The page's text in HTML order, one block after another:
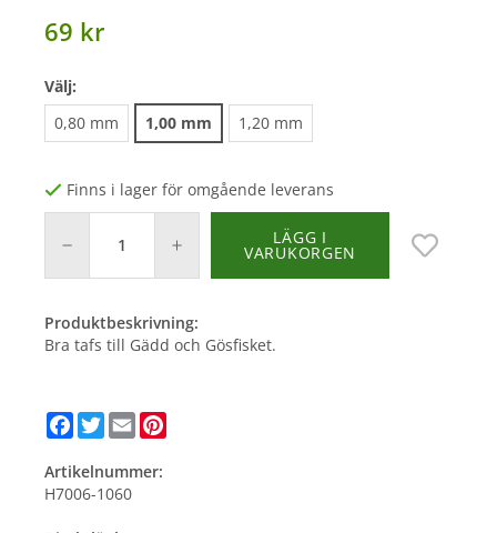
69 kr
Välj:
0,80 mm
1,00 mm 1,20 mm
Finns i lager för omgående leverans
LÄGG I
VARUKORGEN
Produktbeskrivning:
Bra tafs till Gädd och Gösfisket.
Facebook
Twitter
Email
Artikelnummer:
H7006-1060